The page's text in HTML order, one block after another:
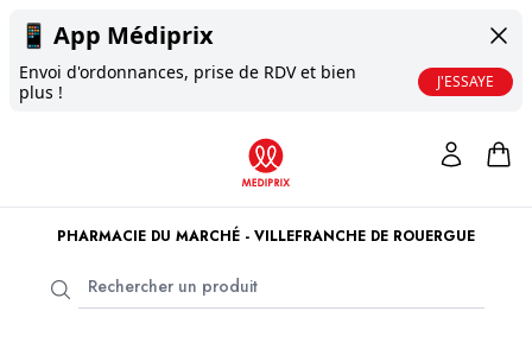
📱 App Médiprix
Envoi d'ordonnances, prise de RDV et bien
plus !
J'ESSAYE
PHARMACIE DU MARCHÉ - VILLEFRANCHE DE ROUERGUE